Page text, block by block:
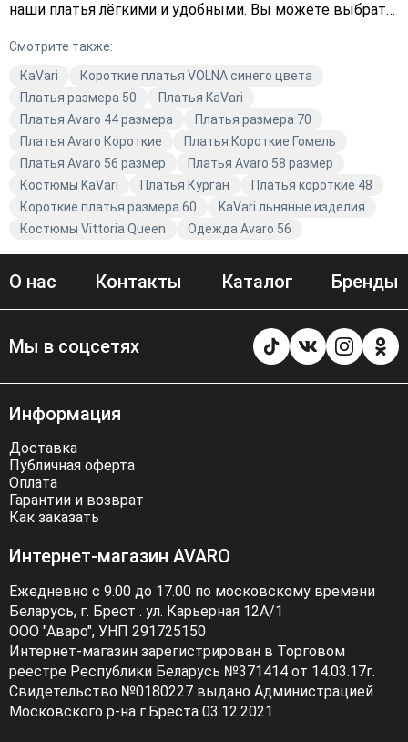
наши платья лёгкими и удобными. Вы можете выбрать
оттенках. Подчеркните свой стиль с Avaro и будьте в
тренде с качественными и модными нарядами от
KaVari.
Смотрите также:
КаVari
Короткие платья VOLNA синего цвета
Платья размера 50
Платья KaVari
Платья Avaro 44 размера
Платья размера 70
Платья Avaro Короткие
Платья Короткие Гомель
Платья Avaro 56 размер
Платья Avaro 58 размер
Костюмы KaVari
Платья Курган
Платья короткие 48
Короткие платья размера 60
KaVari льняные изделия
Костюмы Vittoria Queen
Одежда Avaro 56
О нас Контакты Каталог Бренды
Мы в соцсетях
Информация
Доставка
Публичная оферта
Оплата
Гарантии и возврат
Как заказать
Интернет-магазин AVARO
Ежедневно с 9.00 до 17.00 по московскому времени
Беларусь, г. Брест . ул. Карьерная 12А/1
ООО "Аваро", УНП 291725150
Интернет-магазин зарегистрирован в Торговом
реестре Республики Беларусь №371414 от 14.03.17г.
Свидетельство №0180227 выдано Администрацией
Московского р-на г.Бреста 03.12.2021